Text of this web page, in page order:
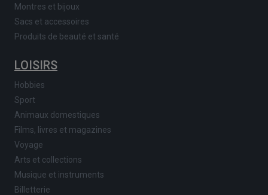
Montres et bijoux
Sacs et accessoires
Produits de beauté et santé
LOISIRS
Hobbies
Sport
Animaux domestiques
Films, livres et magazines
Voyage
Arts et collections
Musique et instruments
Billetterie